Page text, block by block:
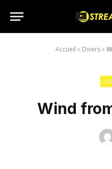
Accueil » Divers»
Wind